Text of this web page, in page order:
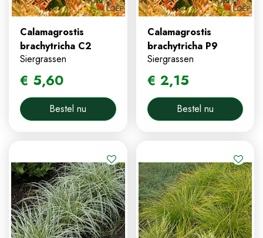
Calamagrostis
brachytricha C2
Siergrassen
€ 5,60
Bestel nu
Calamagrostis
brachytricha P9
Siergrassen
€ 2,15
Bestel nu